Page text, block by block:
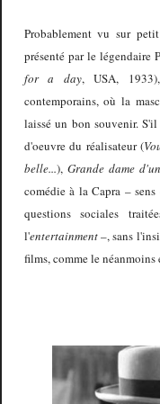
Probablement vu sur
présenté par le légendaire
for a day, USA,
contemporains, où la
laissé un bon souvenir.
d'oeuvre du réalisateur (
belle...), Grande dame
comédie à la Capra –
questions sociales
l'entertainment–, sans
films, comme le